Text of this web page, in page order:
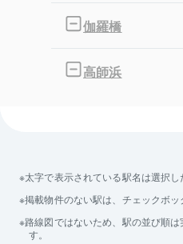
伽羅橋
高師浜
太字で表示されている駅名は選択し
掲載物件のない駅は、チェックボッ
路線図ではないため、駅の並び順
す。